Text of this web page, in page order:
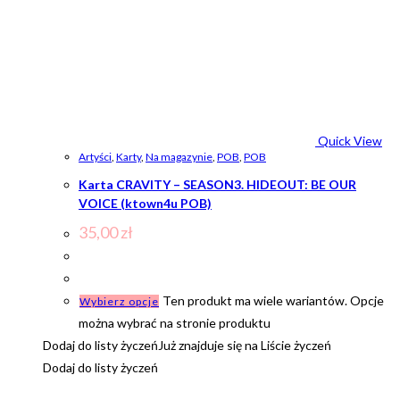
Quick View
Artyści, Karty, Na magazynie, POB, POB
Karta CRAVITY – SEASON3. HIDEOUT: BE OUR
VOICE (ktown4u POB)
35,00zł
Wybierz opcje Ten produkt ma wiele wariantów. Opcje
można wybrać na stronie produktu
Dodaj do listy życzeńJuż znajduje się na Liście życzeń
Dodaj do listy życzeń